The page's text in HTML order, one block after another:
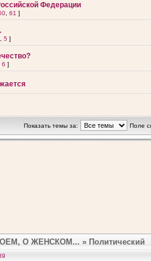
Федерации
61 ]
5 ]
6 ]
Показать темы за: Поле
О ЖЕНСКОМ... » Политический